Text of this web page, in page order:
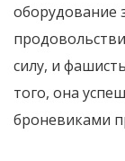
оборудование
силу, и
того, она
броневиками